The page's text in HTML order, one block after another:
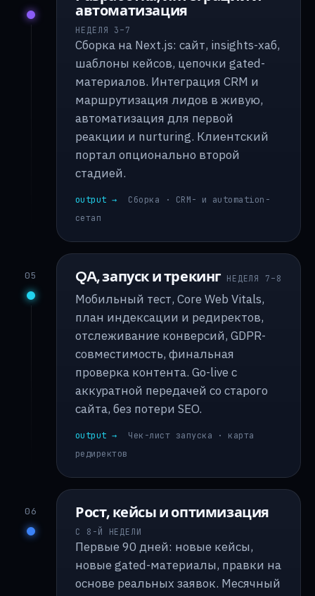
автоматизация
НЕДЕЛЯ 3–7
Сборка на Next.js: сайт, insights-хаб,
шаблоны кейсов, цепочки gated-
материалов. Интеграция CRM и
маршрутизация лидов в живую,
автоматизация для первой
реакции и nurturing. Клиентский
портал опционально второй
стадией.
output →
Сборка · CRM- и automation-
сетап
05 QA, запуск и трекинг НЕДЕЛЯ 7–8
Мобильный тест, Core Web Vitals,
план индексации и редиректов,
отслеживание конверсий, GDPR-
совместимость, финальная
проверка контента. Go-live с
аккуратной передачей со старого
сайта, без потери SEO.
output →
Чек-лист запуска · карта
редиректов
06 Рост, кейсы и оптимизация
С 8-Й НЕДЕЛИ
Первые 90 дней: новые кейсы,
новые gated-материалы, правки на
основе реальных заявок. Месячный